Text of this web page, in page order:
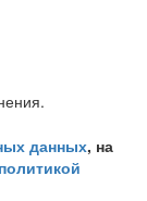
данных, на
политикой